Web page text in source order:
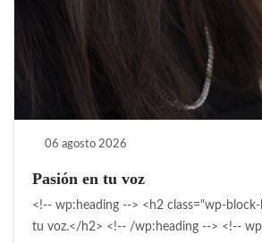
06 agosto 2026
Pasión en tu voz
<!-- wp:heading --> <h2 class="wp-block-
tu voz.</h2> <!-- /wp:heading --> <!--